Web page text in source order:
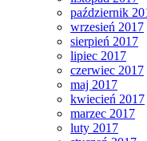
październik
wrzesień 2017
sierpień 2017
lipiec 2017
czerwiec 2017
maj 2017
kwiecień 2017
marzec 2017
luty 2017